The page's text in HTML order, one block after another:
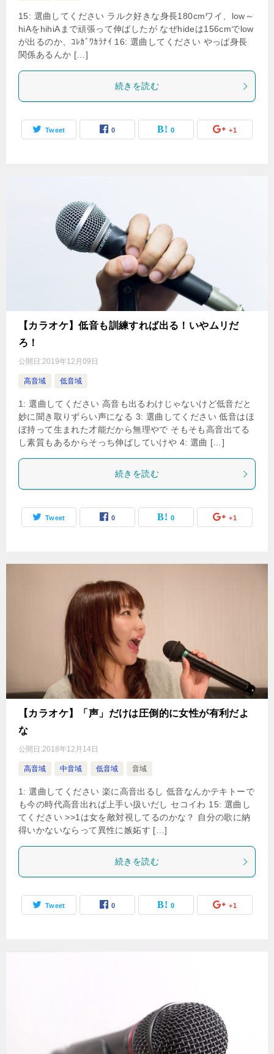
15: 選曲してください ラルク好きな身長180cmワイ、low～
hiAをhihiAまで頑張って伸ばしたが なぜhideは156cmでlow
が出るのか、ｺﾚｶﾞﾜｶﾗﾅｲ 16: 選曲してください やっぱ身長
関係あるんか […]
続きを読む
Tweet 0 0 +1
【カラオケ】低音も訓練すれば出る！いやムリだ
ろ！
公開日:2019年12月09日
高音域 低音域
1: 選曲してください 高音も出るわけじゃないけど低音だと
妙に聞き取りずらい声になる 3: 選曲してください 低音はほ
ぼ持って生まれた才能だから無理やで そもそも高音出てる
し素質もあるからそっち伸ばしていけや 4: 選曲 […]
続きを読む
Tweet 0 0 +1
【カラオケ】「声」だけは圧倒的に女性が有利だよ
な
公開日:2018年12月14日
高音域 中音域 低音域 音域
1: 選曲してください 楽に高音出るし 低音なんかテキトーで
も今の時代高音出れば上手い扱いだし セコイわ 15: 選曲し
てください >>1は女を敵対視してるのかな？ 自分の歌に納
得いかないならって異性に嫉妬す […]
続きを読む
Tweet 0 0 +1